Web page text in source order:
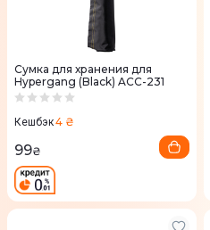
Сумка для хранения для
Hypergang (Black) ACC-231
Кешбэк4 ₴
99₴